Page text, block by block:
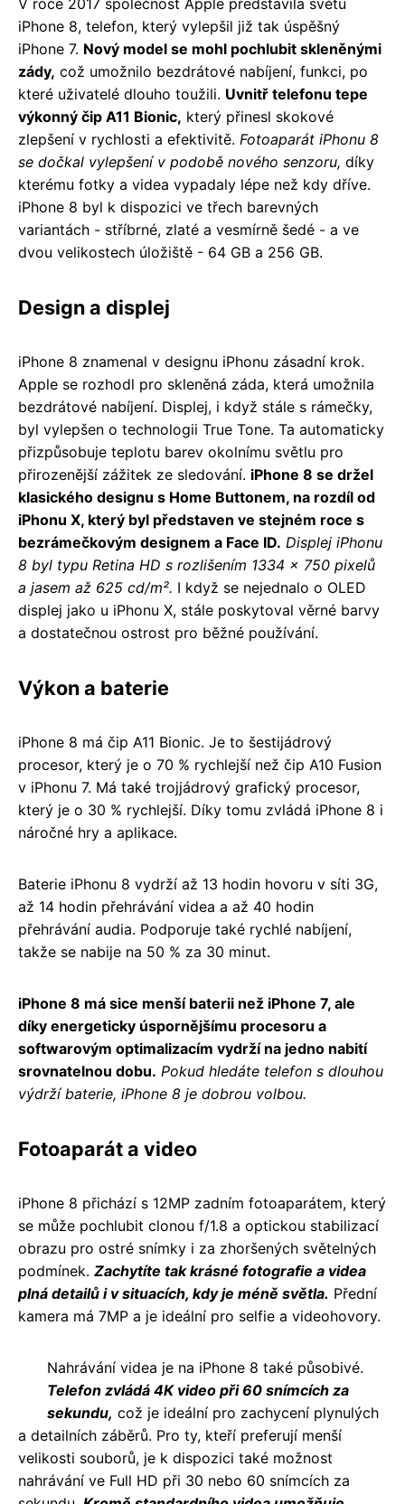
V roce 2017 společnost Apple představila světu
iPhone 8, telefon, který vylepšil již tak úspěšný
iPhone 7. Nový model se mohl pochlubit skleněnými
zády, což umožnilo bezdrátové nabíjení, funkci, po
které uživatelé dlouho toužili. Uvnitř telefonu tepe
výkonný čip A11 Bionic, který přinesl skokové
zlepšení v rychlosti a efektivitě. Fotoaparát iPhonu 8
se dočkal vylepšení v podobě nového senzoru, díky
kterému fotky a videa vypadaly lépe než kdy dříve.
iPhone 8 byl k dispozici ve třech barevných
variantách - stříbrné, zlaté a vesmírně šedé - a ve
dvou velikostech úložiště - 64 GB a 256 GB.
Design a displej
iPhone 8 znamenal v designu iPhonu zásadní krok.
Apple se rozhodl pro skleněná záda, která umožnila
bezdrátové nabíjení. Displej, i když stále s rámečky,
byl vylepšen o technologii True Tone. Ta automaticky
přizpůsobuje teplotu barev okolnímu světlu pro
přirozenější zážitek ze sledování. iPhone 8 se držel
klasického designu s Home Buttonem, na rozdíl od
iPhonu X, který byl představen ve stejném roce s
bezrámečkovým designem a Face ID. Displej iPhonu
8 byl typu Retina HD s rozlišením 1334 × 750 pixelů
a jasem až 625 cd/m². I když se nejednalo o OLED
displej jako u iPhonu X, stále poskytoval věrné barvy
a dostatečnou ostrost pro běžné používání.
Výkon a baterie
iPhone 8 má čip A11 Bionic. Je to šestijádrový
procesor, který je o 70 % rychlejší než čip A10 Fusion
v iPhonu 7. Má také trojjádrový grafický procesor,
který je o 30 % rychlejší. Díky tomu zvládá iPhone 8 i
náročné hry a aplikace.
Baterie iPhonu 8 vydrží až 13 hodin hovoru v síti 3G,
až 14 hodin přehrávání videa a až 40 hodin
přehrávání audia. Podporuje také rychlé nabíjení,
takže se nabije na 50 % za 30 minut.
iPhone 8 má sice menší baterii než iPhone 7, ale
díky energeticky úspornějšímu procesoru a
softwarovým optimalizacím vydrží na jedno nabití
srovnatelnou dobu. Pokud hledáte telefon s dlouhou
výdrží baterie, iPhone 8 je dobrou volbou.
Fotoaparát a video
iPhone 8 přichází s 12MP zadním fotoaparátem, který
se může pochlubit clonou f/1.8 a optickou stabilizací
obrazu pro ostré snímky i za zhoršených světelných
podmínek. Zachytíte tak krásné fotografie a videa
plná detailů i v situacích, kdy je méně světla. Přední
kamera má 7MP a je ideální pro selfie a videohovory.
Nahrávání videa je na iPhone 8 také působivé.
Telefon zvládá 4K video při 60 snímcích za
sekundu, což je ideální pro zachycení plynulých
a detailních záběrů. Pro ty, kteří preferují menší
velikosti souborů, je k dispozici také možnost
nahrávání ve Full HD při 30 nebo 60 snímcích za